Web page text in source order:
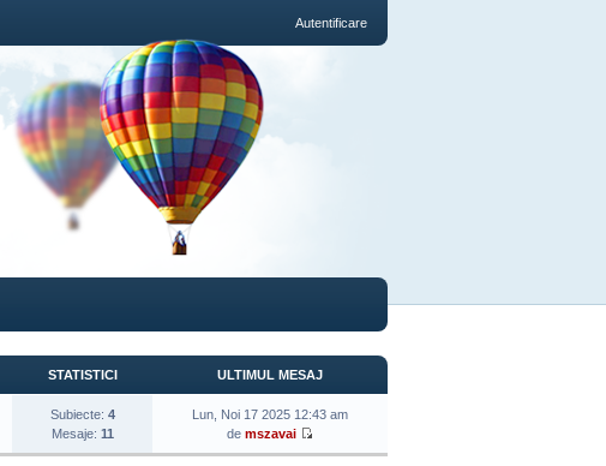
Autentificare
STATISTICI ULTIMUL MESAJ
Subiecte: 4
Mesaje: 11
Lun, Noi 17 2025 12:43 am
de mszavai